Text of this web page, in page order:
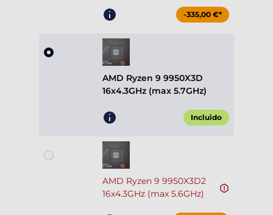
-335,00 €*
AMD Ryzen 9 9950X3D
16x4.3GHz (max 5.7GHz)
Incluido
AMD Ryzen 9 9950X3D2
16x4.3GHz (max 5.6GHz)